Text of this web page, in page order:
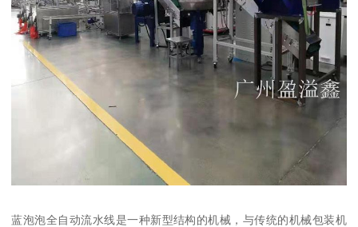
蓝泡泡全自动流水线是一种新型结构的机械，与传统的机械包装机